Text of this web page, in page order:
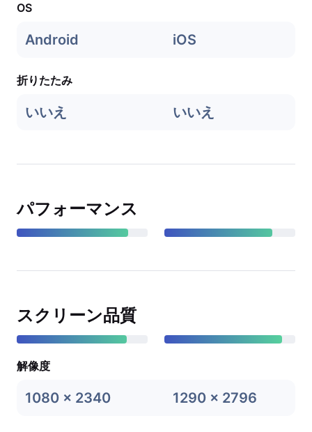
OS
Android iOS
折りたたみ
いいえ いいえ
パフォーマンス
スクリーン品質
解像度
1080 x 2340 1290 x 2796